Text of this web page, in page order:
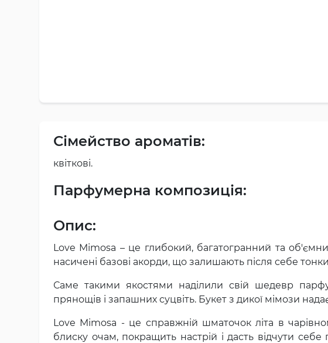
Сімейство ароматів:
квіткові.
Парфумерна композиція:
Опис:
Love Mimosa – це глибокий, багатогранний та
насичені базові акорди, що залишають після себе
Саме такими якостями наділили свій шедевр
прянощів і запашних суцвіть. Букет з дикої мімози
Love Mimosa - це справжній шматочок літа в
блиску очам, покращить настрій і дасть відчути